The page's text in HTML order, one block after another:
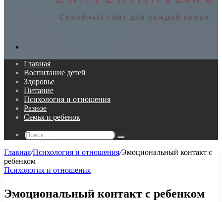
Главная
Воспитание детей
Здоровье
Питание
Психология и отношения
Разное
Семья и ребенок
Поиск...
Главная/Психология и отношения/Эмоциональный контакт с
ребенком
Психология и отношения
Эмоциональный контакт с ребенком